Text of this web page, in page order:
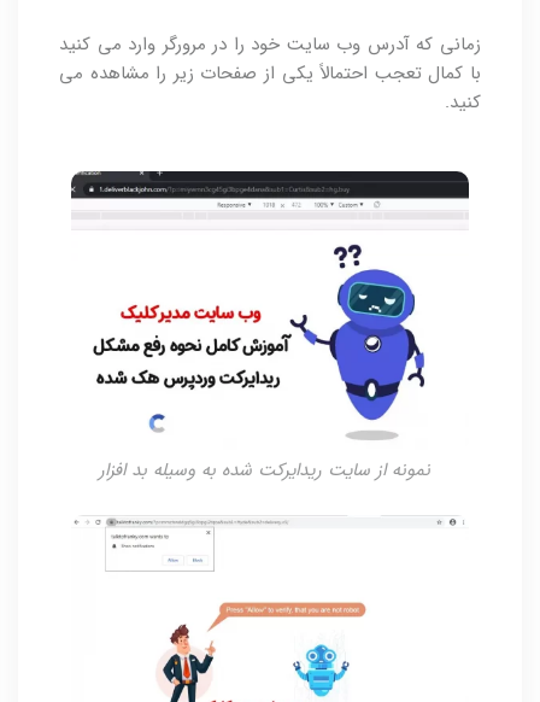
زمانی که آدرس وب سایت خود را در مرورگر وارد می کنید
با کمال تعجب احتمالاً یکی از صفحات زیر را مشاهده می
کنید.
نمونه از سایت ریدایرکت شده به وسیله بد افزار